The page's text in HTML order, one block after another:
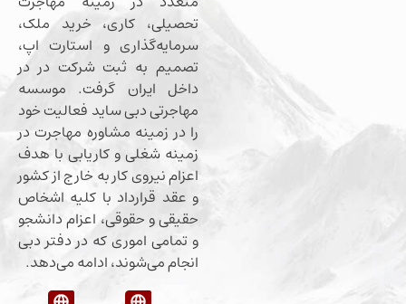
تحصیلی، کاری، خرید ملک،
سرمایه‌گذاری و استارت اپ،
تصمیم به ثبت شرکت در در
داخل ایران گرفت. موسسه
مهاجرتی دبی ساید فعالیت خود
را در زمینه مشاوره مهاجرت در
زمینه شغلی و کاریابی با هدف
اعزام نیروی کار به خارج از کشور
و عقد قرارداد با کلیه اشخاص
حقیقی و حقوقی، اعزام دانشجو
و تمامی اموری که در دفتر دبی
انجام می‌شوند، ادامه می‌دهد.